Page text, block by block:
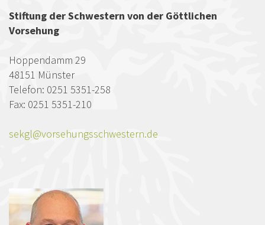
Stiftung der Schwestern von der Göttlichen
Vorsehung
Hoppendamm 29
48151 Münster
Telefon: 0251 5351-258
Fax: 0251 5351-210
sekgl@vorsehungsschwestern.de